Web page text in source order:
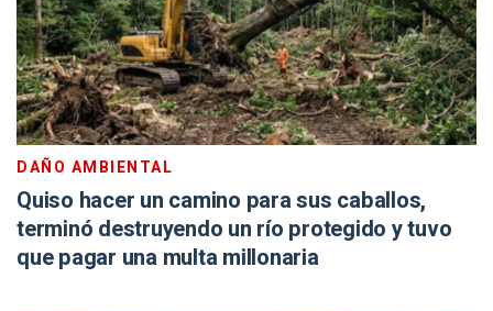
DAÑO AMBIENTAL
Quiso hacer un camino para sus caballos,
terminó destruyendo un río protegido y tuvo
que pagar una multa millonaria